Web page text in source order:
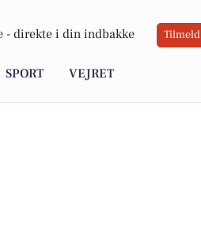
- direkte i din indbakke Tilmeld
SPORT VEJRET